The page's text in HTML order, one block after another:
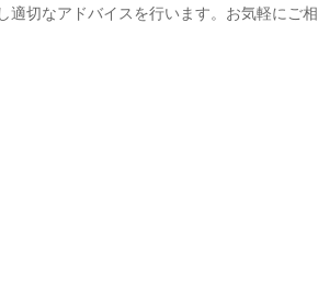
切なアドバイスを行います。お気軽にご相